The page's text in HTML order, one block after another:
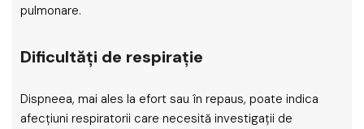
pulmonare.
Dificultăți de respirație
Dispneea, mai ales la efort sau în repaus, poate indica
afecțiuni respiratorii care necesită investigații de